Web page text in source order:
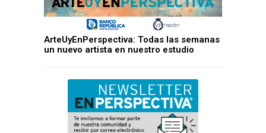
ArteUyEnPerspectiva: Todas las semanas
un nuevo artista en nuestro estudio